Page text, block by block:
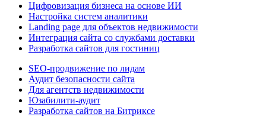
Цифровизация бизнеса на основе ИИ
Настройка систем аналитики
Landing page для объектов недвижимости
Интеграция сайта со службами доставки
Разработка сайтов для гостиниц
SEO-продвижение по лидам
Аудит безопасности сайта
Для агентств недвижимости
Юзабилити-аудит
Разработка сайтов на Битриксе